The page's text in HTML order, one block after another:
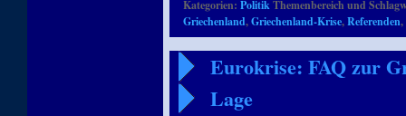
Kategorien:PolitikThemenbereich und
Griechenland,Griechenland-Krise,Referenden,
Eurokrise: FAQ zur
Lage